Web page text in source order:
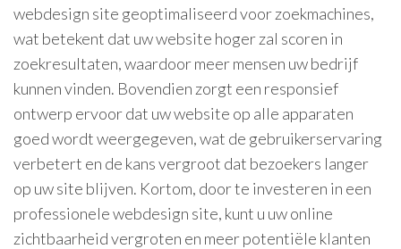
webdesign site geoptimaliseerd voor zoekmachines,
wat betekent dat uw website hoger zal scoren in
zoekresultaten, waardoor meer mensen uw bedrijf
kunnen vinden. Bovendien zorgt een responsief
ontwerp ervoor dat uw website op alle apparaten
goed wordt weergegeven, wat de gebruikerservaring
verbetert en de kans vergroot dat bezoekers langer
op uw site blijven. Kortom, door te investeren in een
professionele webdesign site, kunt u uw online
zichtbaarheid vergroten en meer potentiële klanten